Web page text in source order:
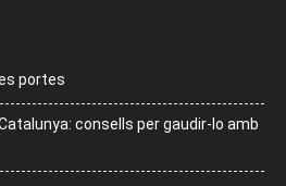
portes
consells per gaudir-lo amb